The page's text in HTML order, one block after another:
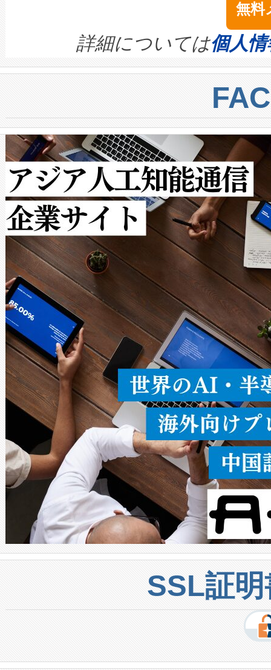
きます。この効率性は、フェ
ます。 Voltaiq provides a
quality and reliability for AI
BESS stack to ensure battery
centers. Voltaiqは、ai&のAI
からシステム統合、試運転、
クルの各段階のデータを監視
[…]
イズの小径化を実現すること
す。ノーマルモードでは、
ートル先まで検出でき、これ
トに対して約600メートルに
では、反射率10％のターゲッ
で向上し、最大検知距離は
ットだけで最大1キロメート
ルの変電所周囲を監視でき、
作業と点群処理を簡素化でき
Avia 2は、2種類のFOVオプシ
× 80°のノーマルモード、長
ードを切り替えて使用するこ
ることなく、単一のデバイス
うにします。遠距離まで届く
密度なスキャ […]
無料
詳細については個人
SSL証